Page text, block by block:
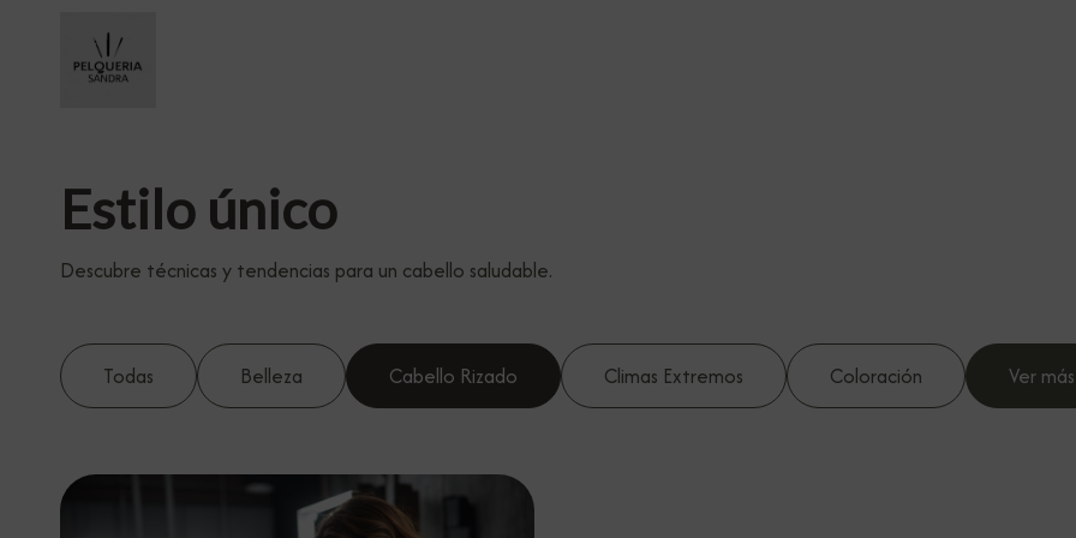
Estilo único
Descubre técnicas y tendencias para un cabello saludable.
Todas Belleza Cabello Rizado Climas Extremos Coloración Ver más